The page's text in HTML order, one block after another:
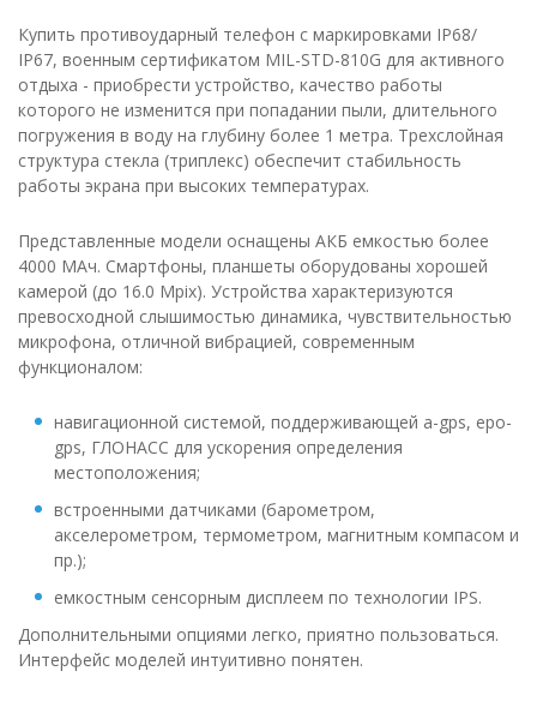
Купить противоударный телефон с маркировками IP68/
IP67, военным сертификатом MIL-STD-810G для активного
отдыха - приобрести устройство, качество работы
которого не изменится при попадании пыли, длительного
погружения в воду на глубину более 1 метра. Трехслойная
структура стекла (триплекс) обеспечит стабильность
работы экрана при высоких температурах.
Представленные модели оснащены АКБ емкостью более
4000 MАч. Смартфоны, планшеты оборудованы хорошей
камерой (до 16.0 Mpix). Устройства характеризуются
превосходной слышимостью динамика, чувствительностью
микрофона, отличной вибрацией, современным
функционалом:
навигационной системой, поддерживающей a-gps, epo-
gps, ГЛОНАСС для ускорения определения
местоположения;
встроенными датчиками (барометром,
акселерометром, термометром, магнитным компасом и
пр.);
емкостным сенсорным дисплеем по технологии IPS.
Дополнительными опциями легко, приятно пользоваться.
Интерфейс моделей интуитивно понятен.